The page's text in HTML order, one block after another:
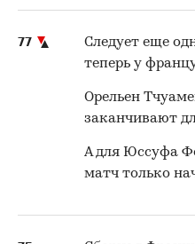
77
Следует еще
теперь у
Орельен
заканчивают
А для Юссуфа
матч только